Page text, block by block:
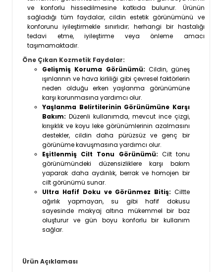
ve konforlu hissedilmesine katkıda bulunur. Ürünün
sağladığı tüm faydalar, cildin estetik görünümünü ve
konforunu iyileştirmekle sınırlıdır; herhangi bir hastalığı
tedavi etme, iyileştirme veya önleme amacı
taşımamaktadır.
Öne Çıkan Kozmetik Faydalar:
Gelişmiş Koruma Görünümü: Cildin, güneş
ışınlarının ve hava kirliliği gibi çevresel faktörlerin
neden olduğu erken yaşlanma görünümüne
karşı korunmasına yardımcı olur.
Yaşlanma Belirtilerinin Görünümüne Karşı
Bakım: Düzenli kullanımda, mevcut ince çizgi,
kırışıklık ve koyu leke görünümlerinin azalmasını
destekler, cildin daha pürüzsüz ve genç bir
görünüme kavuşmasına yardımcı olur.
Eşitlenmiş Cilt Tonu Görünümü: Cilt tonu
görünümündeki düzensizliklere karşı bakım
yaparak daha aydınlık, berrak ve homojen bir
cilt görünümü sunar.
Ultra Hafif Doku ve Görünmez Bitiş: Ciltte
ağırlık yapmayan, su gibi hafif dokusu
sayesinde makyaj altına mükemmel bir baz
oluşturur ve gün boyu konforlu bir kullanım
sağlar.
Ürün Açıklaması